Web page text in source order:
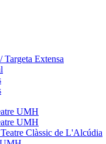
Targeta Extensa
UMH
UMH
Clàssic de L'Alcúdia